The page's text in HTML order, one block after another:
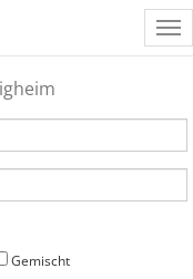
Gemischt